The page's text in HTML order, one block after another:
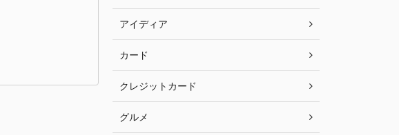
アイディア
カード
クレジットカード
グルメ